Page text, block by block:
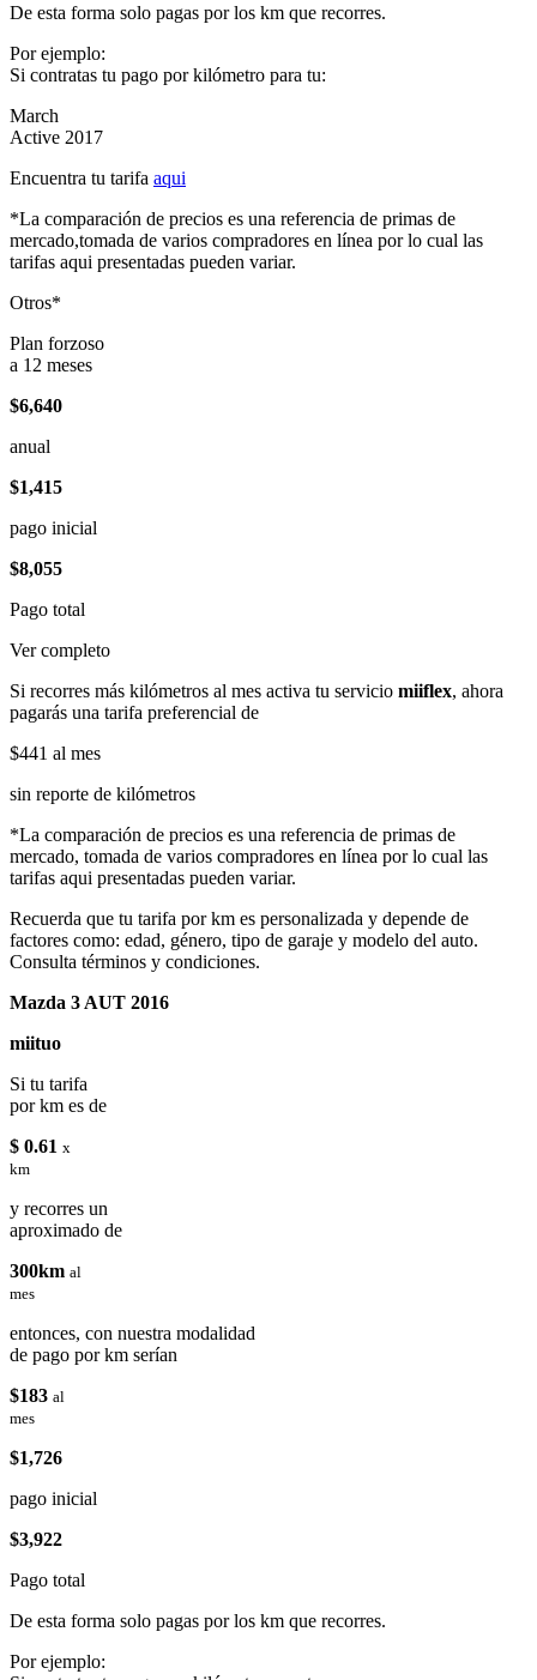
De esta forma solo pagas por los km que recorres.
Por ejemplo:
Si contratas tu pago por kilómetro para tu:
March
Active 2017
Encuentra tu tarifa aqui
*La comparación de precios es una referencia de primas de
mercado,tomada de varios compradores en línea por lo cual las
tarifas aqui presentadas pueden variar.
Otros*
Plan forzoso
a 12 meses
$6,640
anual
$1,415
pago inicial
$8,055
Pago total
Ver completo
Si recorres más kilómetros al mes activa tu servicio miiflex, ahora
pagarás una tarifa preferencial de
$441 al mes
sin reporte de kilómetros
*La comparación de precios es una referencia de primas de
mercado, tomada de varios compradores en línea por lo cual las
tarifas aqui presentadas pueden variar.
Recuerda que tu tarifa por km es personalizada y depende de
factores como: edad, género, tipo de garaje y modelo del auto.
Consulta términos y condiciones.
Mazda 3 AUT 2016
miituo
Si tu tarifa
por km es de
$ 0.61 x
km
y recorres un
aproximado de
300km al
mes
entonces, con nuestra modalidad
de pago por km serían
$183 al
mes
$1,726
pago inicial
$3,922
Pago total
De esta forma solo pagas por los km que recorres.
Por ejemplo: